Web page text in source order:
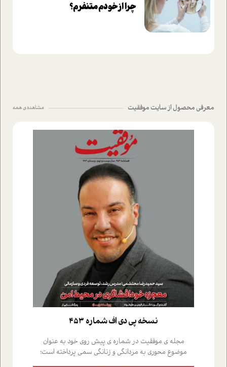
چرا از خودم متنفرم؟
معرفی محصول از سایت موفقیت مشاهده ی همه
نسخه پي دي اف شماره 453
مجله ی موفقیت در شماره ی پیش روی خود به عنوان
موضوع محوری به مردانگی و زنانگی سمی پرداخته است؛